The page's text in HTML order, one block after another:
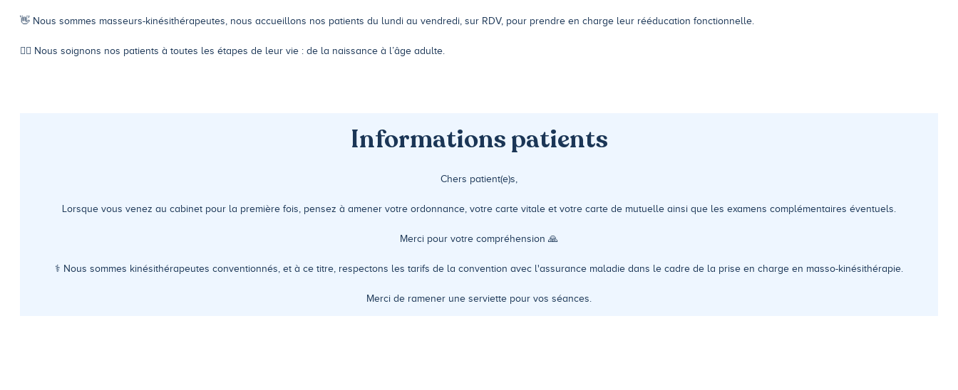
👋 Nous sommes masseurs-kinésithérapeutes, nous accueillons nos patients du lundi au vendredi, sur RDV, pour prendre en charge leur rééducation fonctionnelle.
🤸‍♂️ Nous soignons nos patients à toutes les étapes de leur vie : de la naissance à l’âge adulte.
Informations patients
Chers patient(e)s,
Lorsque vous venez au cabinet pour la première fois, pensez à amener votre ordonnance, votre carte vitale et votre carte de mutuelle ainsi que les examens complémentaires éventuels.
Merci pour votre compréhension 🙏
⚕️ Nous sommes kinésithérapeutes conventionnés, et à ce titre, respectons les tarifs de la convention avec l'assurance maladie dans le cadre de la prise en charge en masso-kinésithérapie.
Merci de ramener une serviette pour vos séances.